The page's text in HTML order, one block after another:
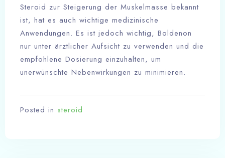
100
Steroid zur Steigerung der Muskelmasse bekannt
ist, hat es auch wichtige medizinische
Anwendungen. Es ist jedoch wichtig, Boldenon
nur unter ärztlicher Aufsicht zu verwenden und die
empfohlene Dosierung einzuhalten, um
unerwünschte Nebenwirkungen zu minimieren.
Posted in steroid